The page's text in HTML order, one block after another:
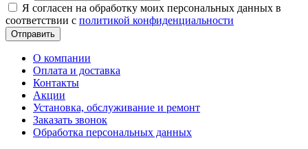
Я согласен на обработку моих персональных данных в
соответствии с политикой конфиденциальности
Отправить
О компании
Оплата и доставка
Контакты
Акции
Установка, обслуживание и ремонт
Заказать звонок
Обработка персональных данных